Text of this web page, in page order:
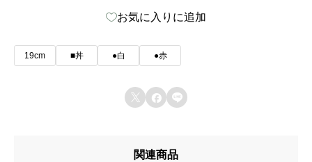
お気に入りに追加
19cm ■丼 ●白 ●赤
  
関連商品